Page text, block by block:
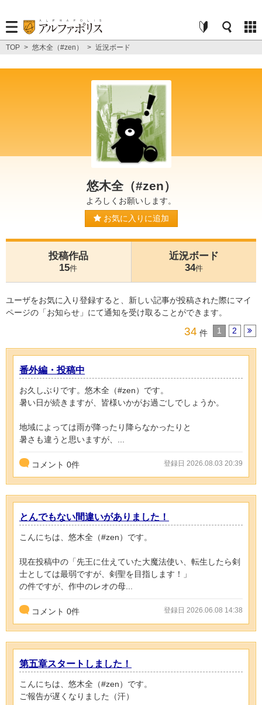
TOP > 悠木全（#zen） > 近況ボード
悠木全（#zen）
よろしくお願いします。
お気に入りに追加
投稿作品
15件
近況ボード
34件
ユーザをお気に入り登録すると、新しい記事が投稿された際にマイ
ページの「お知らせ」にて通知を受け取ることができます。
34 件 1 2
番外編・投稿中
お久しぶりです。悠木全（#zen）です。
暑い日が続きますが、皆様いかがお過ごしでしょうか。
地域によっては雨が降ったり降らなかったりと
暑さも違うと思いますが、...
コメント 0件 登録日 2026.08.03 20:39
とんでもない間違いがありました！
こんにちは、悠木全（#zen）です。
現在投稿中の「先王に仕えていた大魔法使い、転生したら剣
士としては最弱ですが、剣聖を目指します！」
の件ですが、作中のレオの母...
コメント 0件 登録日 2026.06.08 14:38
第五章スタートしました！
こんにちは、悠木全（#zen）です。
ご報告が遅くなりました（汗）